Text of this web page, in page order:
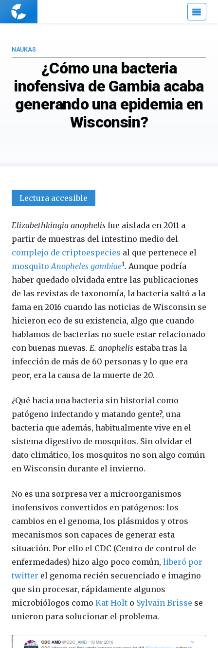
Cuaderno
¿Cómo una bacteria
inofensiva de Gambia acaba
generando una epidemia en
Wisconsin?
NAUKAS
Lectura accesible
Elizabethkingia anophelis fue aislada en 2011 a
partir de muestras del intestino medio del
complejo de criptoespecies al que pertenece el
mosquitoAnopheles gambiae1. Aunque podría
haber quedado olvidada entre las publicaciones
de las revistas de taxonomía, la bacteria saltó a la
fama en 2016 cuando las noticias de Wisconsin se
hicieron eco de su existencia, algo que cuando
hablamos de bacterias no suele estar relacionado
con buenas nuevas. E. anophelis estaba tras la
infección de más de 60 personas y lo que era
peor, era la causa de la muerte de 20.
¿Qué hacia una bacteria sin historial como
patógeno infectando y matando gente?, una
bacteria que además, habitualmente vive en el
sistema digestivo de mosquitos. Sin olvidar el
dato climático, los mosquitos no son algo común
en Wisconsin durante el invierno.
No es una sorpresa ver a microorganismos
inofensivos convertidos en patógenos: los
cambios en el genoma, los plásmidos y otros
mecanismos son capaces de generar esta
situación. Por ello el CDC (Centro de control de
enfermedades) hizo algo poco común, liberó por
twitter el genoma recién secuenciado e imagino
que sin procesar, rápidamente algunos
microbiólogos como Kat Holt o Sylvain Brisse se
unieron para solucionar el problema.